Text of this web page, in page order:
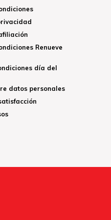
Renueve
día del
datos personales